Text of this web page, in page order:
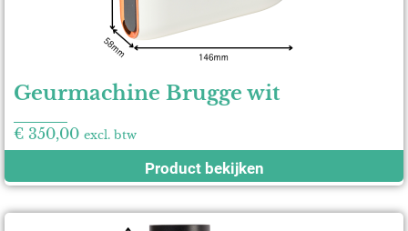
Geurmachine Brugge wit
€ 350,00 excl. btw
Product bekijken